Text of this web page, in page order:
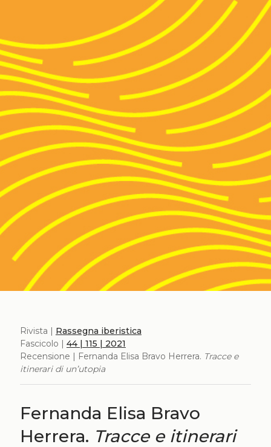
Rivista | Rassegna iberistica
Fascicolo | 44 | 115 | 2021
Recensione | Fernanda Elisa Bravo Herrera. Tracce e
itinerari di un’utopia
Fernanda Elisa Bravo
Herrera. Tracce e itinerari